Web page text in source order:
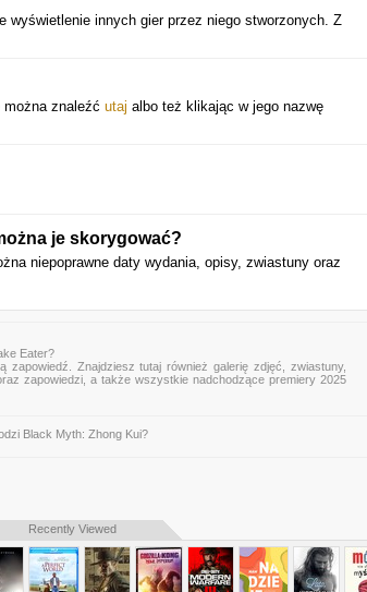
wyświetlenie innych gier przez niego stworzonych. Z
znaleźć utaj albo też klikając w jego nazwę
je skorygować?
niepoprawne daty wydania, opisy, zwiastuny oraz
Eater?
zapowiedź. Znajdziesz tutaj również galerię zdjęć, zwiastuny,
zapowiedzi, a także wszystkie nadchodzące premiery 2025
Black Myth: Zhong Kui?
Recently Viewed